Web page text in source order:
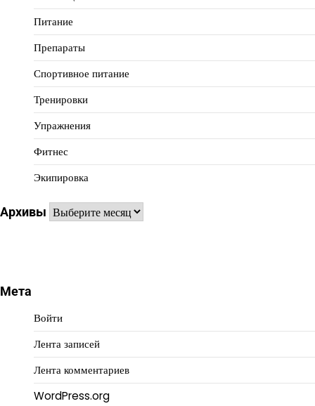
Питание
Препараты
Спортивное питание
Тренировки
Упражнения
Фитнес
Экипировка
Архивы Архивы
Мета
Войти
Лента записей
Лента комментариев
WordPress.org